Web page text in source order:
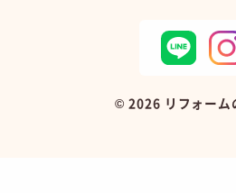
© 2026 リフォーム